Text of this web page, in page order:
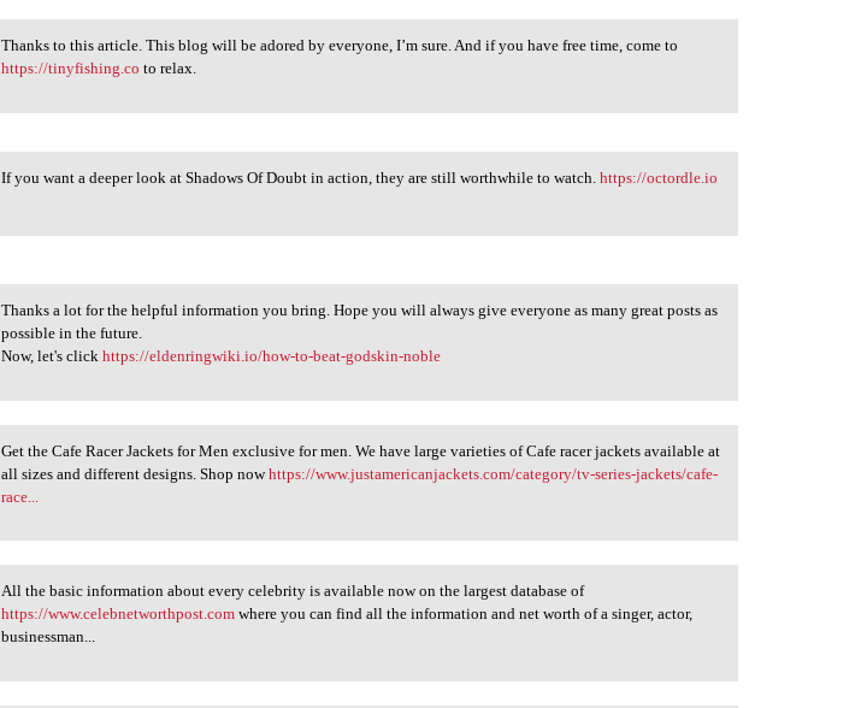
Thanks to this article. This
Thanks to this article. This blog will be adored by everyone, I’m sure. And if you have free time, come to
https://tinyfishing.co to relax.
If you want a deeper look at
If you want a deeper look at Shadows Of Doubt in action, they are still worthwhile to watch.https://octordle.io
Thanks a lot for the helpful
Thanks a lot for the helpful information you bring. Hope you will always give everyone as many great posts as
possible in the future.
Now, let's clickhttps://eldenringwiki.io/how-to-beat-godskin-noble
Get the Cafe Racer Jackets
Get the Cafe Racer Jackets for Men exclusive for men. We have large varieties of Cafe racer jackets available at
all sizes and different designs. Shop nowhttps://www.justamericanjackets.com/category/tv-series-jackets/cafe-
race...
All the basic information
All the basic information about every celebrity is available now on the largest database of
https://www.celebnetworthpost.com where you can find all the information and net worth of a singer, actor,
businessman...